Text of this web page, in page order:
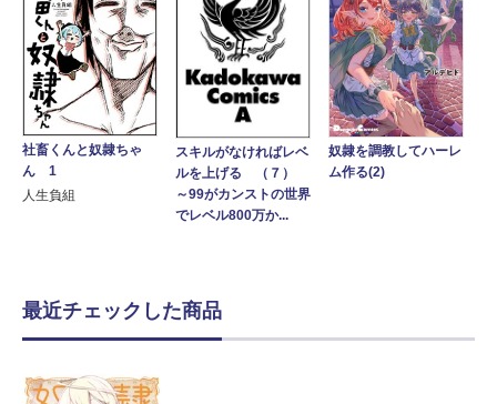
社畜くんと奴隷ちゃ
ん 1
人生負組
スキルがなければレベ
ルを上げる （７）
～99がカンストの世界
でレベル800万か...
奴隷を調教してハーレ
ム作る(2)
最近チェックした商品